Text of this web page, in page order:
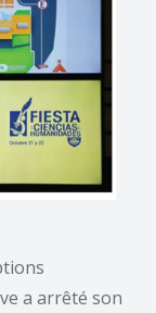
a arrêté son